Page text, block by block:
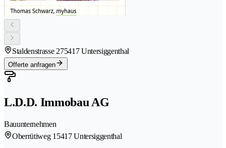
Staldenstrasse 275417 Untersiggenthal
Offerte anfragen
L.D.D. Immobau AG
Bauunternehmen
Oberrütiweg 1 5417 Untersiggenthal